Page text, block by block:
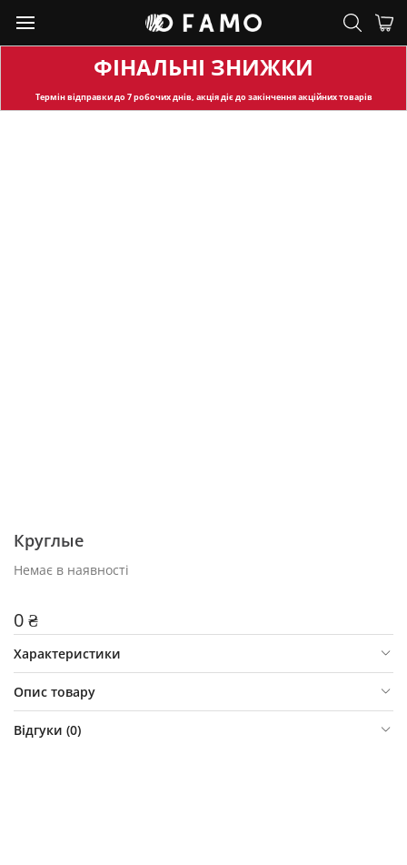
ФІНАЛЬНІ ЗНИЖКИ
Термін відправкидо 7 робочих днів, акція діє до закінчення акційних товарів
Круглые
Немає в наявності
0 ₴
Характеристики
Опис товару
Відгуки (0)